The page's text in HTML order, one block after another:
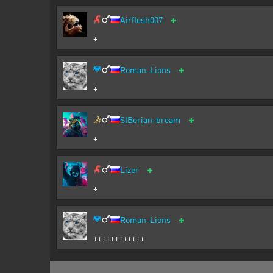
Airflesh007 +
+
Roman-Lions +
+
SIBerian-bream +
+
Lizer +
+
Roman-Lions +
++++++++++++